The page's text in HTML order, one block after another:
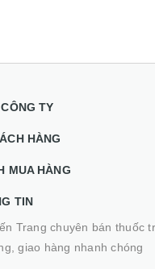
TY
HÀNG
MUA HÀNG
TIN
Trang chuyên bán thuốc
giao hàng nhanh chóng